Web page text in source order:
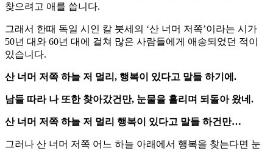
찾으려고 애를 씁니다.
그래서 한때 독일 시인 칼 붓세의 ‘산 너머 저쪽’이라는 시가
50년 대와 60년 대에 걸쳐 많은 사람들에게 애송되었던 적이
있습니다.
산 너머 저쪽 하늘 저 멀리, 행복이 있다고 말들 하기에.
남들 따라 나 또한 찾아갔건만, 눈물을 흘리며 되돌아 왔네.
산 너머 저쪽 하늘 저 멀리 행복이 있다고 말들 하건만…
그러나 산 너머 저쪽 어느 하늘 아래에서 행복을 찾는다면 눈